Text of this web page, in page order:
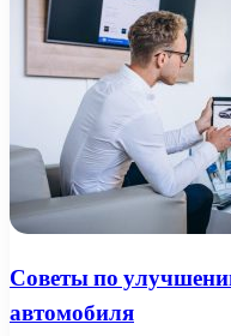
Советы по
автомобиля